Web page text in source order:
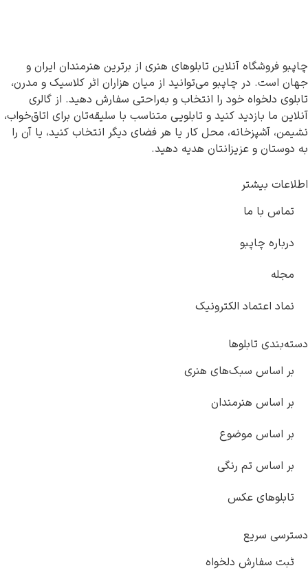
چاپبو فروشگاه آنلاین تابلوهای هنری از برترین هنرمندان ایران و
جهان است. در چاپبو می‌توانید از میان هزاران اثر کلاسیک و مدرن،
تابلوی دلخواه خود را انتخاب و به‌راحتی سفارش دهید. از گالری
آنلاین ما بازدید کنید و تابلویی متناسب با سلیقه‌تان برای اتاق‌خواب،
نشیمن، آشپزخانه، محل کار یا هر فضای دیگر انتخاب کنید، یا آن را
به دوستان و عزیزانتان هدیه دهید.
اطلاعات بیشتر
تماس با ما
درباره چاپبو
مجله
نماد اعتماد الکترونیک
دسته‌بندی تابلوها
بر اساس سبک‌های هنری
بر اساس هنرمندان
بر اساس موضوع
بر اساس تم رنگی
تابلوهای عکس
دسترسی سریع
ثبت سفارش دلخواه